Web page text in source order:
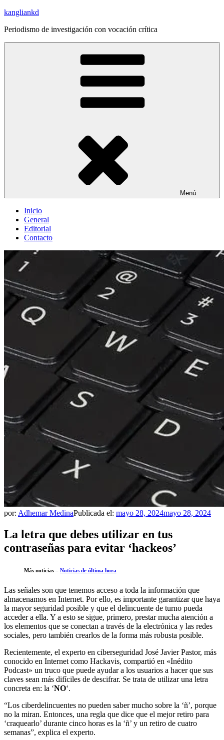
Saltar
contenido
kangliankd
Periodismo de investigación con vocación crítica
Menú
Inicio
General
Editorial
Contacto
por: Adhemar MedinaPublicada el: mayo 28, 2024mayo 28, 2024
La letra que debes utilizar en tus
contraseñas para evitar ‘hackeos’
Más noticias – Noticias de última hora
Las señales son que tenemos acceso a toda la información que
almacenamos en Internet. Por ello, es importante garantizar que haya
la mayor seguridad posible y que el delincuente de turno pueda
acceder a ella. Y a esto se sigue, primero, prestar mucha atención a
los elementos que se conectan a través de la electrónica y las redes
sociales, pero también crearlos de la forma más robusta posible.
Recientemente, el experto en ciberseguridad José Javier Pastor, más
conocido en Internet como Hackavis, compartió en «Inédito
Podcast» un truco que puede ayudar a los usuarios a hacer que sus
claves sean más difíciles de descifrar. Se trata de utilizar una letra
concreta en: la ‘NO‘.
“Los ciberdelincuentes no pueden saber mucho sobre la ‘ñ’, porque
no la miran. Entonces, una regla que dice que el mejor retiro para
‘craquearlo’ durante cinco horas es la ‘ñ’ y un retiro de cuatro
semanas”, explica el experto.